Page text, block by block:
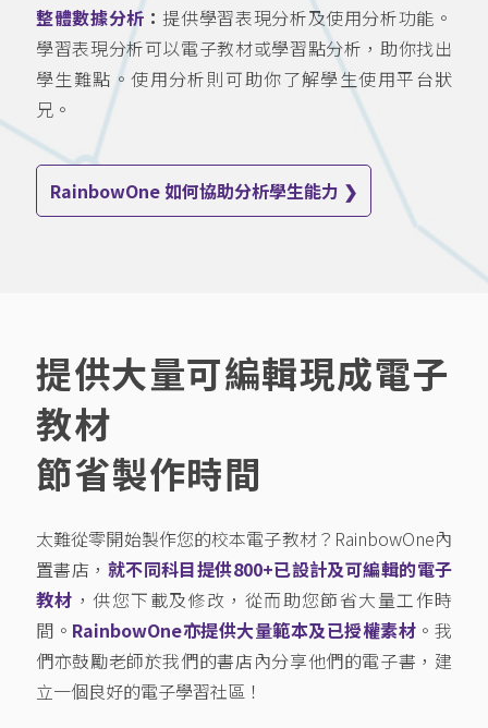
整體數據分析 ：提供學習表現分析及使用分析功能。
學習表現分析可以電子教材或學習點分析，助你找出
學生難點。使用分析則可助你了解學生使用平台狀
兄。
RainbowOne 如何協助分析學生能力 ❯
提供大量可編輯現成電子
教材
節省製作時間
太難從零開始製作您的校本電子教材？RainbowOne內
置書店， 就不同科目提供800+已設計及可編輯的電子
教材 ，供您下載及修改，從而助您節省大量工作時
間。 RainbowOne亦提供大量範本及已授權素材 。我
們亦鼓勵老師於我們的書店內分享他們的電子書，建
立一個良好的電子學習社區！